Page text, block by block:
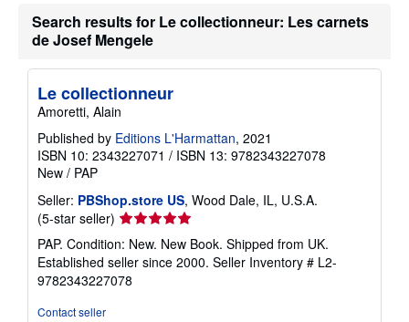
a
t
Search results for Le collectionneur: Les carnets
de Josef Mengele
Le collectionneur
Amoretti, Alain
Published by Editions L'Harmattan, 2021
ISBN 10: 2343227071 / ISBN 13: 9782343227078
New / PAP
Seller: PBShop.store US, Wood Dale, IL, U.S.A.
(5-star seller) Seller
rating
5
out
of
PAP. Condition: New. New Book. Shipped from UK.
Established seller since 2000. Seller Inventory # L2-
9782343227078
Contact seller